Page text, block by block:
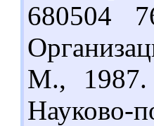
680504
М.,
Науково-